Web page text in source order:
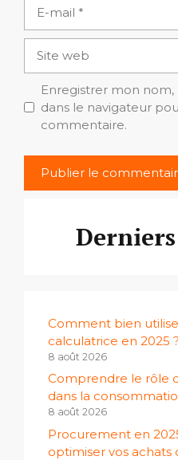
mail
web
Enregistrer mon
dans le navigateur
commentaire.
Comment bien
calculatrice en 2025 ?
8 août 2026
Comprendre le rôle
dans la
8 août 2026
Procurement en
optimiser vos achats